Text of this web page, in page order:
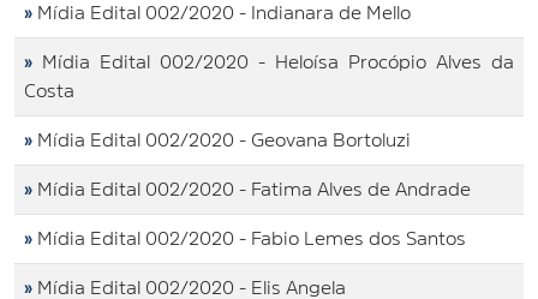
» Mídia Edital 002/2020 - Indianara de Mello
»
Mídia Edital 002/2020 - Heloísa Procópio Alves da
Costa
» Mídia Edital 002/2020 - Geovana Bortoluzi
» Mídia Edital 002/2020 - Fatima Alves de Andrade
» Mídia Edital 002/2020 - Fabio Lemes dos Santos
» Mídia Edital 002/2020 - Elis Angela